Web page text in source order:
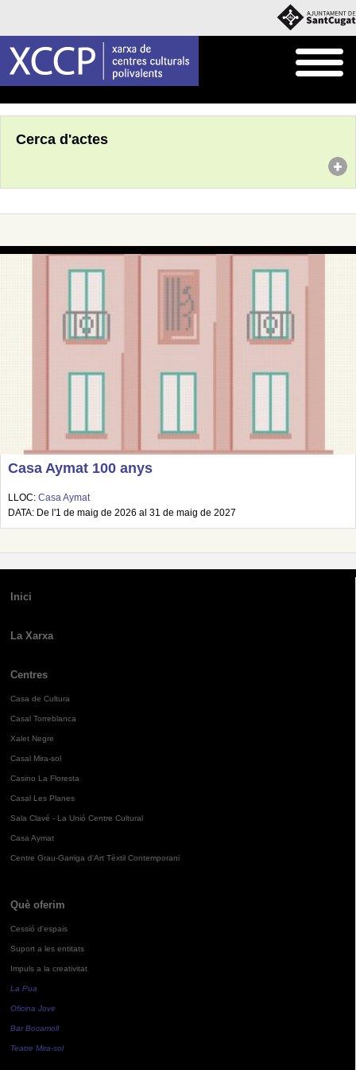
Cerca d'actes
Casa Aymat 100 anys
LLOC: Casa Aymat
DATA: De l'1 de maig de 2026 al 31 de maig de 2027
Inici
La Xarxa
Centres
Casa de Cultura
Casal Torreblanca
Xalet Negre
Casal Mira-sol
Casino La Floresta
Casal Les Planes
Sala Clavé - La Unió Centre Cultural
Casa Aymat
Centre Grau-Garriga d'Art Tèxtil Contemporani
Què oferim
Cessió d'espais
Suport a les entitats
Impuls a la creativitat
La Pua
Oficina Jove
Bar Bocamoll
Teatre Mira-sol